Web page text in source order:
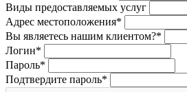
Виды предоставляемых услуг
Адрес местоположения*
Вы являетесь нашим клиентом?*
Логин*
Пароль*
Подтвердите пароль*